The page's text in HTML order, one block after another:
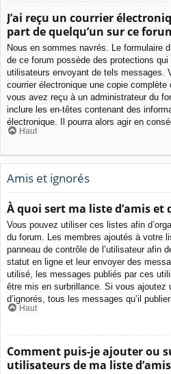
J’ai reçu un courrier
part de quelqu’un sur ce
Nous en sommes navrés. Le formulaire
de ce forum possède des protections
utilisateurs envoyant de tels messages.
courrier électronique une copie complète
vous avez reçu à un administrateur du
inclure les en-têtes contenant des
électronique. Il pourra alors agir en
Haut
Amis et ignorés
À quoi sert ma liste d’amis et
Vous pouvez utiliser ces listes afin
du forum. Les membres ajoutés à votre
panneau de contrôle de l’utilisateur afin
statut en ligne et leur envoyer des
utilisé, les messages publiés par ces
être mis en surbrillance. Si vous ajoutez
d’ignorés, tous les messages qu’il
Haut
Comment puis-je ajouter ou
utilisateurs de ma liste d’amis